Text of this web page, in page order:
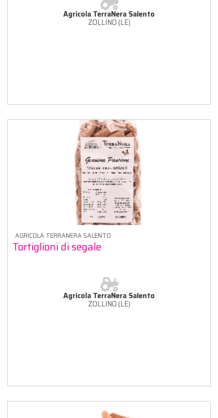
Agricola TerraNera Salento
ZOLLINO (LE)
AGRICOLA TERRANERA SALENTO
Tortiglioni di segale
Agricola TerraNera Salento
ZOLLINO (LE)